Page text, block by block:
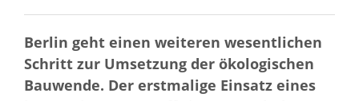
Berlin geht einen weiteren wesentlichen
Schritt zur Umsetzung der ökologischen
Bauwende. Der erstmalige Einsatz eines